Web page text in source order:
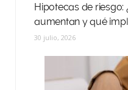
Hipotecas de riesgo:
aumentan y qué
30 julio, 2026